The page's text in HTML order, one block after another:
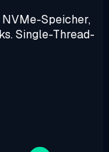
NVMe-Speicher,
Single-Thread-